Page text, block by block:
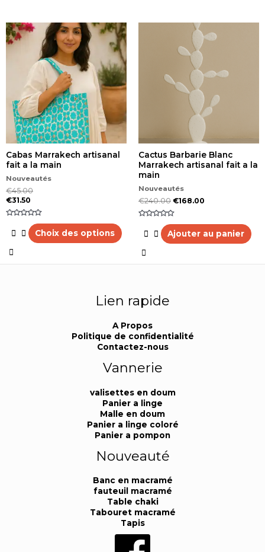
Cabas Marrakech artisanal
fait a la main
Nouveautés
€45.00
€31.50
sur
Choix des options
Ce
produit
plusieurs
variations.
options
peuvent
être
choisies
sur
la
page
du
produit
Cactus Barbarie Blanc
Marrakech artisanal fait a la
main
Nouveautés
€240.00 €168.00
sur
Ajouter au panier
Lien rapide
A Propos
Politique de confidentialité
Contactez-nous
Vannerie
valisettes en doum
Panier a linge
Malle en doum
Panier a linge coloré
Panier a pompon
Nouveauté
Banc en macramé
fauteuil macramé
Table chaki
Tabouret macramé
Tapis